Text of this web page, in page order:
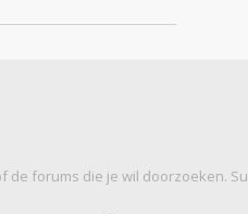
de forums die je wil doorzoeken.